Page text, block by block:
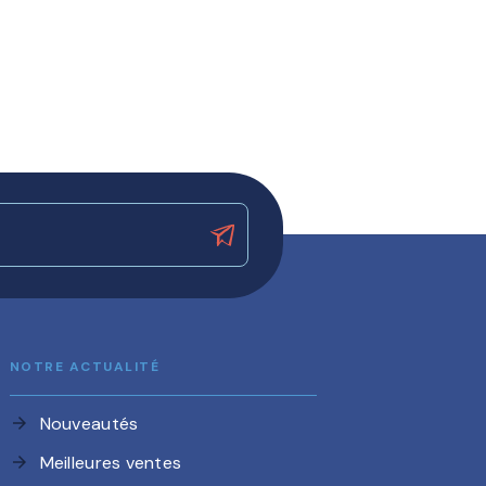
NOTRE ACTUALITÉ
arrow_forward Nouveautés
arrow_forward Meilleures ventes